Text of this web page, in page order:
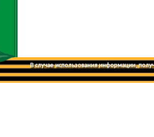
В случае использования информации,